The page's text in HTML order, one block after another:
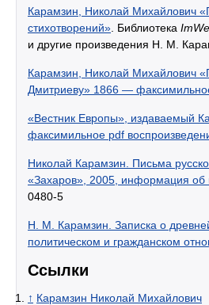
Карамзин, Николай Михайлович
стихотворений» . Библиотека
и другие произведения Н. М.
Карамзин, Николай Михайлович
Дмитриеву» 1866 —
«Вестник Европы», издаваемый
факсимильное pdf
Николай Карамзин. Письма
«Захаров», 2005, информация об
0480-5
Н. М. Карамзин. Записка о
политическом и гражданском
Ссылки
↑ Карамзин Николай Михайлович